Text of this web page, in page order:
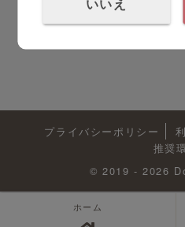
プライバシーポリシー
推奨
© 2019 - 2026
ホーム